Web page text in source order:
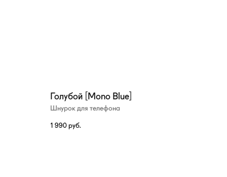
Голубой [Mono Blue]
Шнурок для телефона
1 990 руб.